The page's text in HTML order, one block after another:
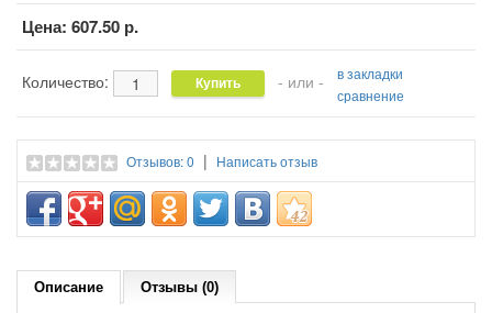
Цена: 607.50 р.
Количество: - или -
в закладки
сравнение
Отзывов: 0 | Написать отзыв
Описание Отзывы (0)